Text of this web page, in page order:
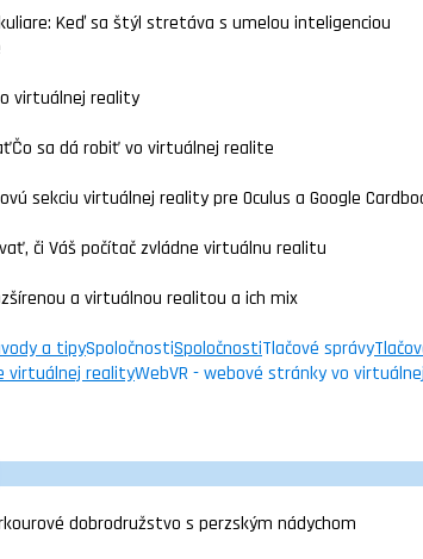
Keď sa štýl stretáva s umelou inteligenciou
virtuálnej reality
Čo sa dá robiť vo virtuálnej realite
sekciu virtuálnej reality pre Oculus a Google
či Váš počítač zvládne virtuálnu realitu
a virtuálnou realitou a ich mix
a tipySpoločnostiSpoločnostiTlačové správy
virtuálnej realityWebVR - webové stránky vo
dobrodružstvo s perzským nádychom